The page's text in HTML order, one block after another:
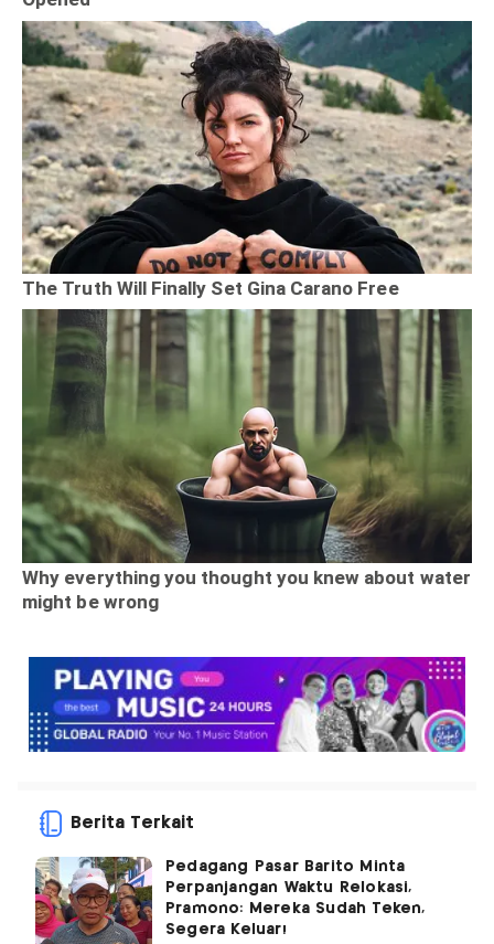
Berita Terkait
Pedagang Pasar Barito Minta
Perpanjangan Waktu Relokasi,
Pramono: Mereka Sudah Teken,
Segera Keluar!